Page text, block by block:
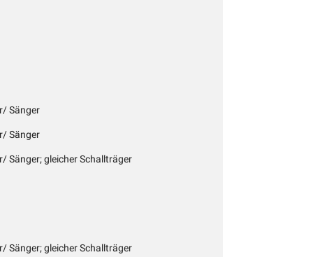
Sänger
Sänger
Sänger; gleicher Schallträger
Sänger; gleicher Schallträger